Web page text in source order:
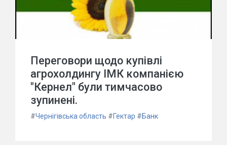
Переговори щодо купівлі
агрохолдингу ІМК компанією
"Кернел" були тимчасово
зупинені.
#Чернігівська область #Гектар #Банк